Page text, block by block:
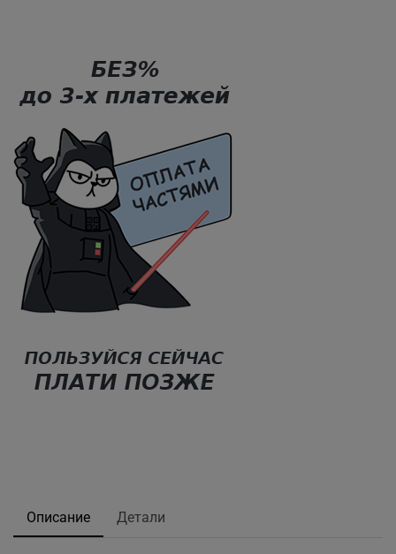
Описание Детали